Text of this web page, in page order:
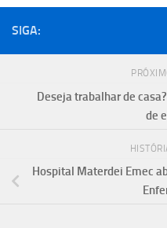
SIGA:
Deseja trabalhar de
de
Hospital Materdei Emec